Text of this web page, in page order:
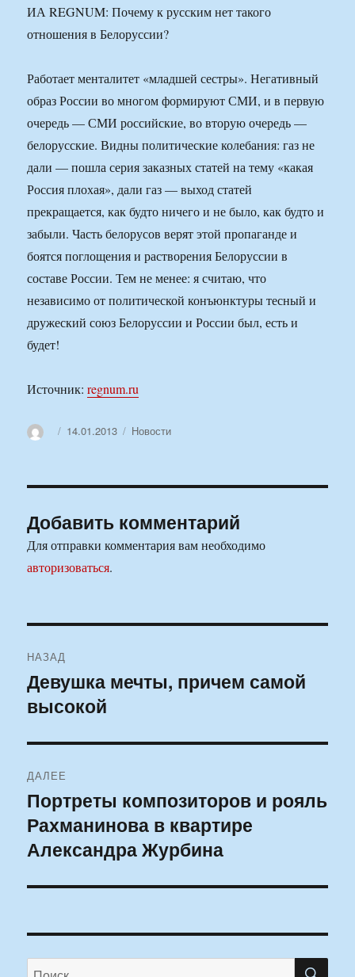
ИА REGNUM: Почему к русским нет такого
отношения в Белоруссии?
Работает менталитет «младшей сестры». Негативный
образ России во многом формируют СМИ, и в первую
очередь — СМИ российские, во вторую очередь —
белорусские. Видны политические колебания: газ не
дали — пошла серия заказных статей на тему «какая
Россия плохая», дали газ — выход статей
прекращается, как будто ничего и не было, как будто и
забыли. Часть белорусов верят этой пропаганде и
боятся поглощения и растворения Белоруссии в
составе России. Тем не менее: я считаю, что
независимо от политической конъюнктуры тесный и
дружеский союз Белоруссии и России был, есть и
будет!
Источник:regnum.ru
АвторОпубликовано
14.01.2013 Рубрики
Новости
Добавить комментарий
Для отправки комментария вам необходимо
авторизоваться.
по
записям
НАЗАД
Предыдущая
запись:
Девушка мечты, причем самой
высокой
ДАЛЕЕ
Следующая
запись:
Портреты композиторов и рояль
Рахманинова в квартире
Александра Журбина
Искать: